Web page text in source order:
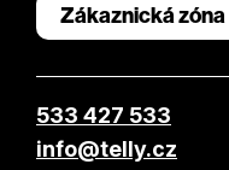
Zákaznická zóna
533 427 533
info@telly.cz